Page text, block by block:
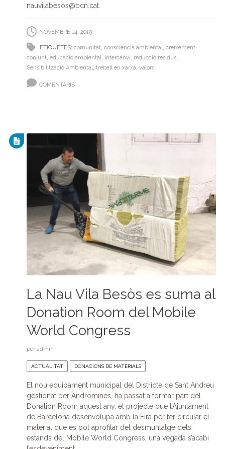
nauvilabesos@bcn.cat.
NOVEMBRE 14, 2019
ETIQUETES: comunitat consciencia ambiental creixement
conjunt educació ambiental Intercanvi reducció residus,
Sensibilització Ambiental treball en xarxa valors
COMENTARIS
La Nau Vila Besòs es suma al
Donation Room del Mobile
World Congress
per admin
ACTUALITAT DONACIONS DE MATERIALS
El nou equipament municipal del Districte de Sant Andreu
gestionat per Andròmines, ha passat a formar part del
Donation Room aquest any, el projecte que l’Ajuntament
de Barcelona desenvolupa amb la Fira per fer circular el
material que es pot aprofitar del desmuntatge dels
estands del Mobile World Congress, una vegada s’acabi